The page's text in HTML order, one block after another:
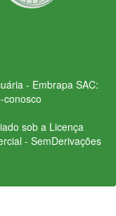
- Embrapa SAC:
conosco
sob a Licença
- SemDerivações